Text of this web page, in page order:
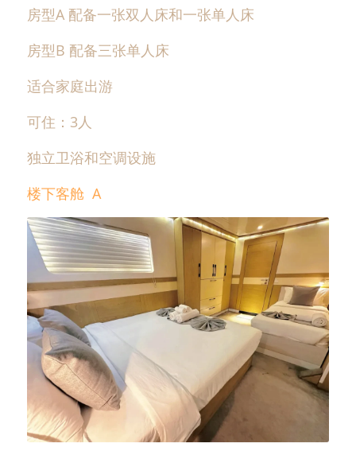
房型A 配备一张双人床和一张单人床
房型B 配备三张单人床
适合家庭出游
可住：3人
独立卫浴和空调设施
楼下客舱  A